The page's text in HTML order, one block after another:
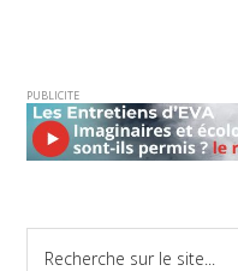
PUBLICITE